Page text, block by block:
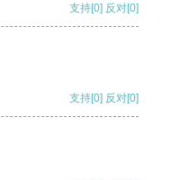
支持[0] 反对[0]
支持[0] 反对[0]